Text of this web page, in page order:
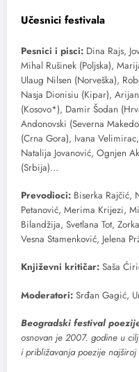
Učesnici festivala
Pesnici i pisci: Dina Rajs,
Mihal Rušinek (Poljska),
Ulaug Nilsen (Norveška),
Nasja Dionisiu (Kipar),
(Kosovo*), Damir Šodan
Andonovski (Severna
(Crna Gora), Ivana
Natalija Jovanović, Ognjen
(Srbija)…
Prevodioci: Biserka Rajčić,
Petanović, Merima Krijezi,
Bilandžija, Svetlana Tot,
Vesna Stamenković, Jelena
Književni kritičar: Saša
Moderatori: Srđan Gagić,
Beogradski festival
osnovan je 2007. godine u
i približavanja poezije najširoj